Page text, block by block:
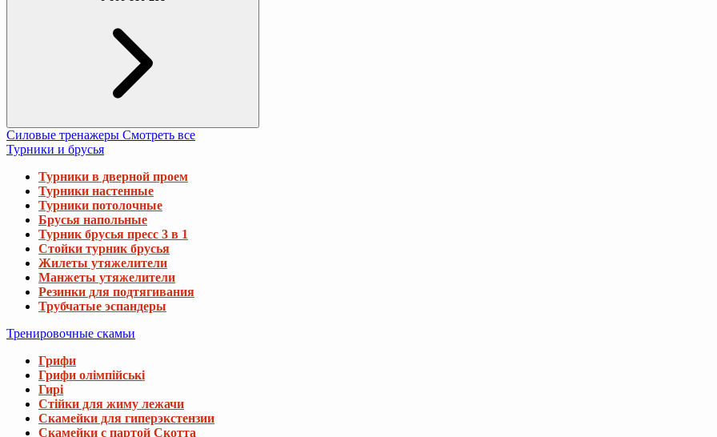
Силовые тренажеры Смотреть все
Турники и брусья
Турники в дверной проем
Турники настенные
Турники потолочные
Брусья напольные
Турник брусья пресс 3 в 1
Стойки турник брусья
Жилеты утяжелители
Манжеты утяжелители
Резинки для подтягивания
Трубчатые эспандеры
Тренировочные скамьи
Грифи
Грифи олімпійські
Гирі
Стійки для жиму лежачи
Скамейки для гиперэкстензии
Скамейки с партой Скотта